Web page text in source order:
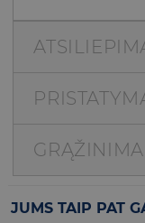
JUMS TAIP PAT